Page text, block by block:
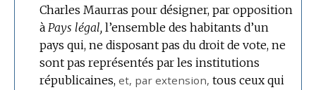
Charles Maurras pour désigner, par opposition
à Pays légal,l’ensemble des habitants d’un
pays qui, ne disposant pas du droit de vote, ne
sont pas représentés par les institutions
républicaines, et, par extension, tous ceux qui